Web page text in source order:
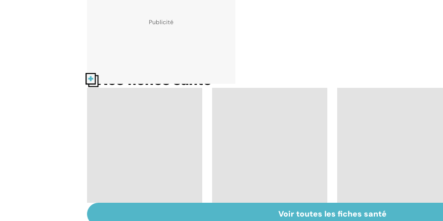
Nos fiches santé
Tout savoir sur les Inflammation des
Voir toutes les fiches santé